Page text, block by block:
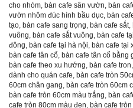
cho nhóm, bàn cafe sân vườn, bàn
vườn nhôm đúc hình bầu dục, bàn
tạo, bàn cafe sang trọng, bàn cafe sắt,
vuông, bàn cafe sắt vuông, bàn cafe
đông, bàn cafe tại hà nội, bàn cafe tại
bàn cafe tân cổ, bàn cafe tân cổ bằng
bàn cafe theo xu hướng, bàn cafe tron,
dành cho quán cafe, bàn cafe tròn
60cm chân gang, bàn cafe tròn 60cm
bàn cafe tròn 60cm màu trắng, bàn
cafe tròn 80cm màu đen, bàn cafe